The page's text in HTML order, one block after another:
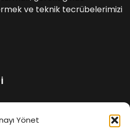
Yönet
ve teknik tecrübelerimizi